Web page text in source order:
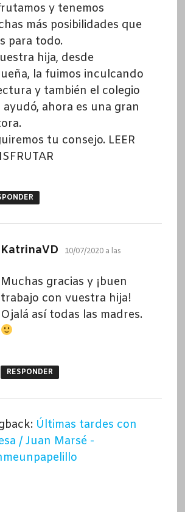
y tenemos
más posibilidades que
para todo.
hija, desde
la fuimos inculcando
y también el colegio
ayudó, ahora es una gran
tu consejo. LEER
KatrinaVD dice:
10/07/2020 a las
Muchas gracias y ¡buen
trabajo con vuestra hija!
Ojalá así todas las madres.
RESPONDER
Últimas tardes con
/ Juan Marsé -